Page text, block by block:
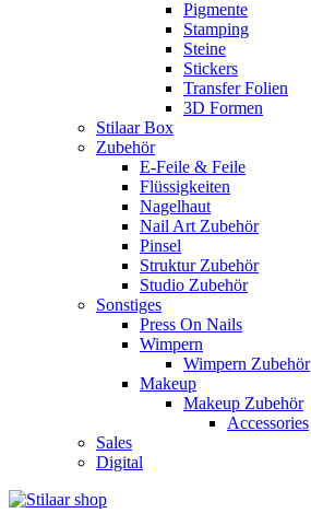
Pigmente
Stamping
Steine
Stickers
Transfer Folien
3D Formen
Stilaar Box
Zubehör
E-Feile & Feile
Flüssigkeiten
Nagelhaut
Nail Art Zubehör
Pinsel
Struktur Zubehör
Studio Zubehör
Sonstiges
Press On Nails
Wimpern
Wimpern Zubehör
Makeup
Makeup Zubehör
Accessories
Sales
Digital